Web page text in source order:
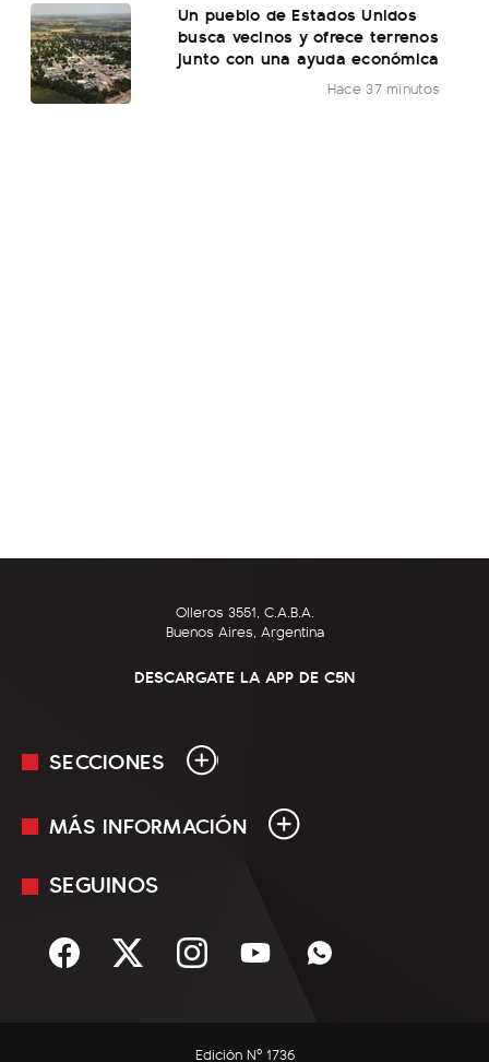
Un pueblo de Estados Unidos
busca vecinos y ofrece terrenos
junto con una ayuda económica
Hace 37 minutos
Olleros 3551, C.A.B.A.
Buenos Aires, Argentina
DESCARGATE LA APP DE C5N
SECCIONES
En Vivo
Sociedad
MÁS INFORMACIÓN
Mediakit
Términos y condiciones
SEGUINOS
Edición Nº 1736